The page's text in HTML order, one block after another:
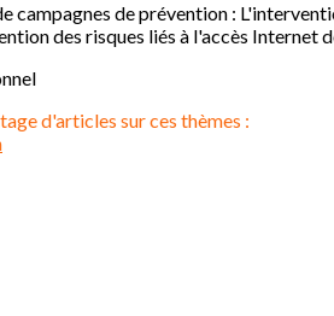
campagnes de prévention :
des risques liés à l'accès Internet
d'articles sur ces thèmes :